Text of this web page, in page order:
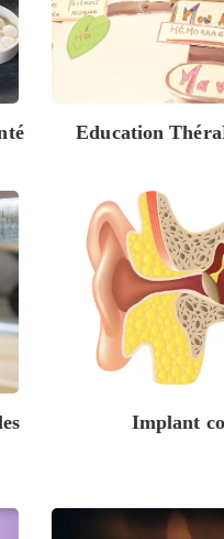
Education
Implant